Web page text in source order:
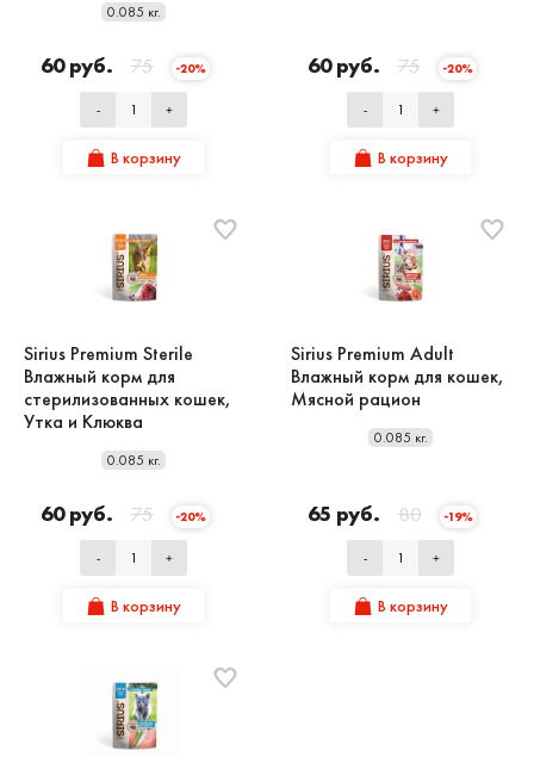
0.085 кг.
60 руб. 75 -20%
- +
В корзину
60 руб. 75 -20%
- +
В корзину
Sirius Premium Sterile
Влажный корм для
стерилизованных кошек,
Утка и Клюква
0.085 кг.
60 руб. 75 -20%
- +
В корзину
Sirius Premium Adult
Влажный корм для кошек,
Мясной рацион
0.085 кг.
65 руб. 80 -19%
- +
В корзину